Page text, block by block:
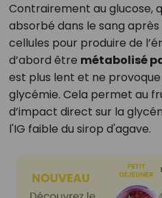
Contrairement au glucose,
absorbé dans le sang
cellules pour produire de
d’abord être métabolisé
est plus lent et ne
glycémie. Cela permet au
d’impact direct sur la
l'IG faible du sirop d'agave.